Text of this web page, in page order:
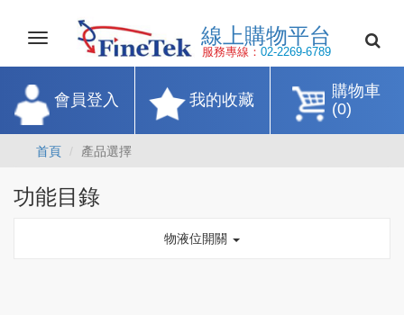
Toggle
navigation
線上購物平
服務專線：02-2269-
購物車
(0)
我的收藏
會員登入
首頁 產品選擇
功能目錄
物液位開關